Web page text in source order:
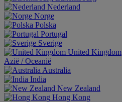
Nederland
Norge
Polska
Portugal
Sverige
United Kingdom
Aziё / Oceaniё
Australia
India
New Zealand
Hong Kong